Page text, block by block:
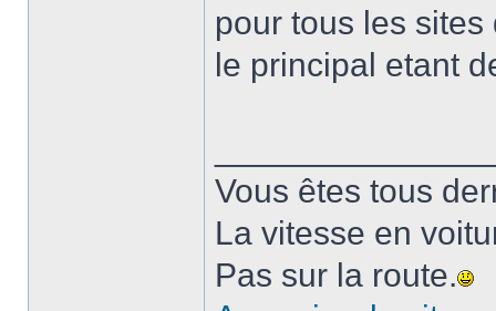
pour tous les
le principal etant
Vous êtes tous
La vitesse en
Pas sur la route.